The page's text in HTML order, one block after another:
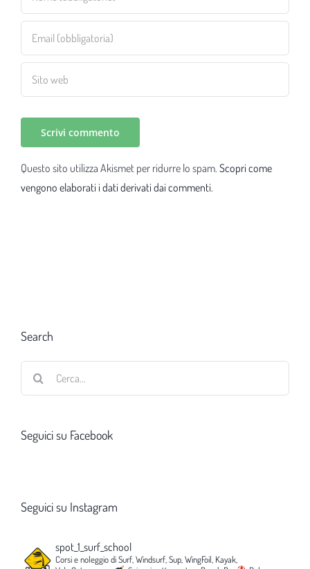
Questo sito utilizza Akismet per ridurre lo spam. Scopri come
vengono elaborati i dati derivati dai commenti.
Search
Seguici su Facebook
Seguici su Instagram
spot_1_surf_school
Corsi e noleggio di Surf, Windsurf, Sup, WingFoil, Kayak,